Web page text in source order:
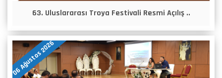
63. Uluslararası Troya Festivali Resmi Açılış ..
06 Ağustos 2026